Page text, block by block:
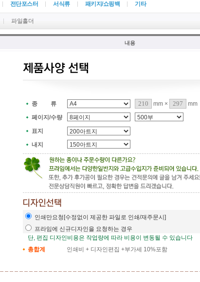
전단포스터 서식류 패키지/쇼핑백 기타
파일홀더
내용
종 류 mm ×
mm
페이지/수량
표지
내지
인쇄만요청[수정없이 제공한 파일로 인쇄/재주문시]
프라임에 신규디자인을 요청하는 경우
단, 편집 디자인비용은 작업량에 따라 비용이 변동될 수 있습니다
총합계
인쇄비 + 디자인편집 +부가세 10%포함